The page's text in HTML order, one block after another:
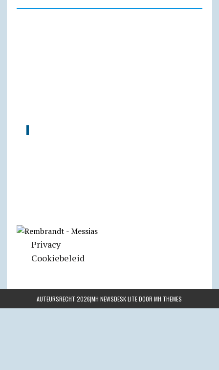
Privacy
Cookiebeleid
AUTEURSRECHT 2026|MH NEWSDESK LITE DOORMH THEMES